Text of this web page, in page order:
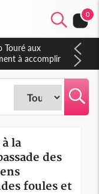
0
en
exclu d'avance
la
des
foules et